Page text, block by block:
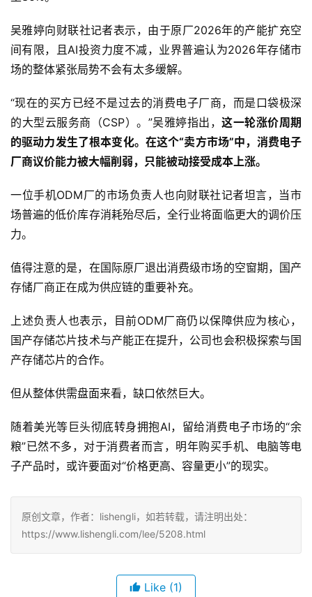
吴雅婷向财联社记者表示，由于原厂2026年的产能扩充空
间有限，且AI投资力度不减，业界普遍认为2026年存储市
场的整体紧张局势不会有太多缓解。
“现在的买方已经不是过去的消费电子厂商，而是口袋极深
的大型云服务商（CSP）。”吴雅婷指出， 这一轮涨价周期
的驱动力发生了根本变化。在这个“卖方市场”中，消费电子
厂商议价能力被大幅削弱，只能被动接受成本上涨。
一位手机ODM厂的市场负责人也向财联社记者坦言，当市
场普遍的低价库存消耗殆尽后，全行业将面临更大的调价压
力。
值得注意的是，在国际原厂退出消费级市场的空窗期，国产
存储厂商正在成为供应链的重要补充。
上述负责人也表示，目前ODM厂商仍以保障供应为核心，
国产存储芯片技术与产能正在提升，公司也会积极探索与国
产存储芯片的合作。
但从整体供需盘面来看，缺口依然巨大。
随着美光等巨头彻底转身拥抱AI，留给消费电子市场的“余
粮”已然不多，对于消费者而言，明年购买手机、电脑等电
子产品时，或许要面对“价格更高、容量更小”的现实。
原创文章，作者：lishengli，如若转载，请注明出处：
https://www.lishengli.com/lee/5208.html
Like (1)